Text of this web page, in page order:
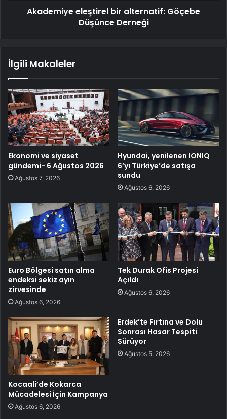
Akademiye eleştirel bir alternatif: Göçebe
Düşünce Derneği
İlgili Makaleler
Ekonomi ve siyaset
gündemi- 6 Ağustos 2026
Ağustos 7, 2026
Hyundai, yenilenen IONIQ
6’yı Türkiye’de satışa
sundu
Ağustos 6, 2026
Euro Bölgesi satın alma
endeksi sekiz ayın
zirvesinde
Ağustos 6, 2026
Tek Durak Ofis Projesi
Açıldı
Ağustos 6, 2026
Kocaali’de Kokarca
Mücadelesi İçin Kampanya
Ağustos 6, 2026
Erdek’te Fırtına ve Dolu
Sonrası Hasar Tespiti
Sürüyor
Ağustos 5, 2026